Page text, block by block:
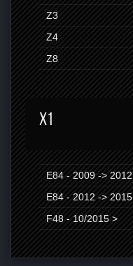
Z3
Z4
Z8
X1
E84 - 2009 -> 2012
E84 - 2012 -> 2015
F48 - 10/2015 >